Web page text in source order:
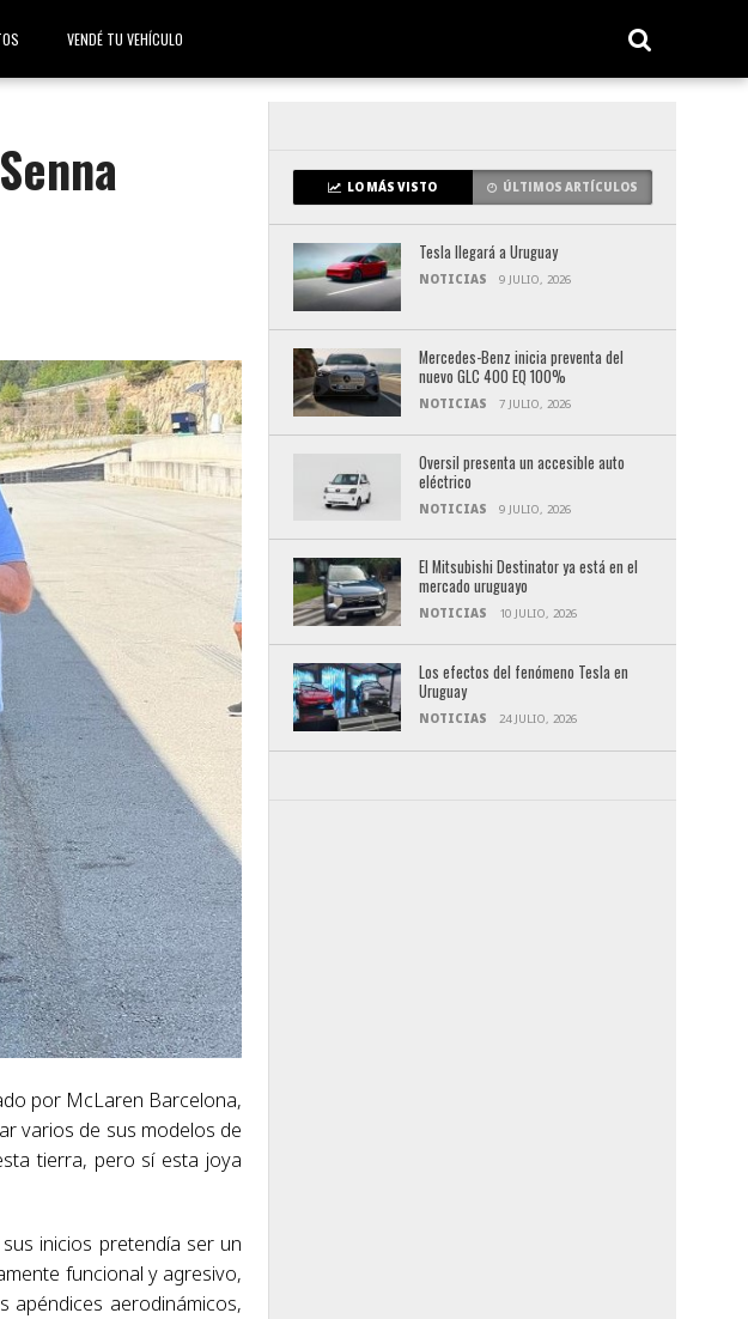
VENDÉ TU VEHÍCULO
por McLaren Barcelona,
varios de sus modelos de
tierra, pero sí esta joya
inicios pretendía ser un
funcional y agresivo,
apéndices aerodinámicos,
LO MÁS VISTO ÚLTIMOS ARTÍCULOS
Tesla llegará a Uruguay
NOTICIAS 9 JULIO, 2026
Mercedes-Benz inicia preventa del
nuevo GLC 400 EQ 100%
NOTICIAS 7 JULIO, 2026
Oversil presenta un accesible auto
eléctrico
NOTICIAS 9 JULIO, 2026
El Mitsubishi Destinator ya está en el
mercado uruguayo
NOTICIAS 10 JULIO, 2026
Los efectos del fenómeno Tesla en
Uruguay
NOTICIAS 24 JULIO, 2026